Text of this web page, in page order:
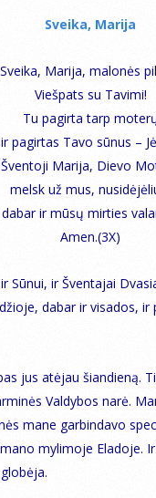
Sveika, Marija
Sveika, Marija, malonės
Viešpats su Tavimi!
Tu pagirta tarp
ir pagirtas Tavo sūnus –
Šventoji Marija, Dievo
melsk už mus,
dabar ir mūsų mirties
Amen.(3X)
Sūnui, ir Šventajai
dabar ir visados, ir
jus atėjau šiandieną.
Valdybos narė.
mane garbindavo
mylimoje Eladoje.